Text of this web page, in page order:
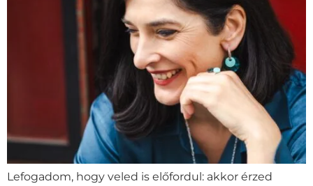
Lefogadom, hogy veled is előfordul: akkor érzed